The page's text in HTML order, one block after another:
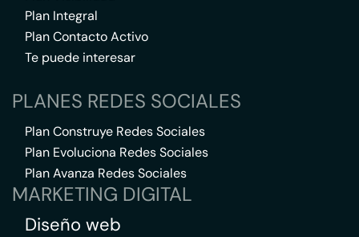
Plan Integral
Plan Contacto Activo
Te puede interesar
PLANES REDES SOCIALES
Plan Construye Redes Sociales
Plan Evoluciona Redes Sociales
Plan Avanza Redes Sociales
MARKETING DIGITAL
Diseño web